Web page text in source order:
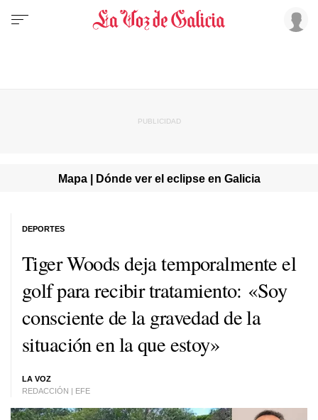
Mapa | Dónde ver el eclipse en Galicia
Tiger Woods deja temporalmente el
golf para recibir tratamiento: «Soy
consciente de la gravedad de la
situación en la que estoy»
LA VOZ
REDACCIÓN | EFE
DEPORTES